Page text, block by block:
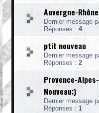
Auvergne-
Dernier message
Réponses : 4
ptit nouveau
Dernier message
Réponses : 2
Provence-
Nouveau;)
Dernier message
Réponses : 1